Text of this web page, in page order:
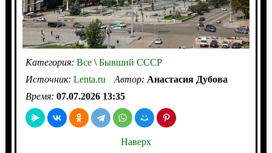
Категория: Все\Бывший СССР
Источник: Lenta.ru Автор: Анастасия Дубова
Время: 07.07.2026 13:35
Наверх